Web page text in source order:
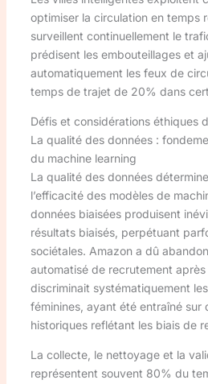
optimiser la circulation en temps
surveillent continuellement le
prédisent les embouteillages et
automatiquement les feux de
temps de trajet de 20% dans
Défis et considérations éthiques
La qualité des données :
du machine learning
La qualité des données
l’efficacité des modèles de
données biaisées produisent
résultats biaisés, perpétuant
sociétales. Amazon a dû
automatisé de recrutement
discriminait systématiquement
féminines, ayant été entraîné sur
historiques reflétant les biais de
La collecte, le nettoyage et la
représentent souvent 80% du